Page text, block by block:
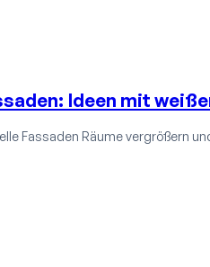
Ideen mit
Fassaden Räume vergrößern